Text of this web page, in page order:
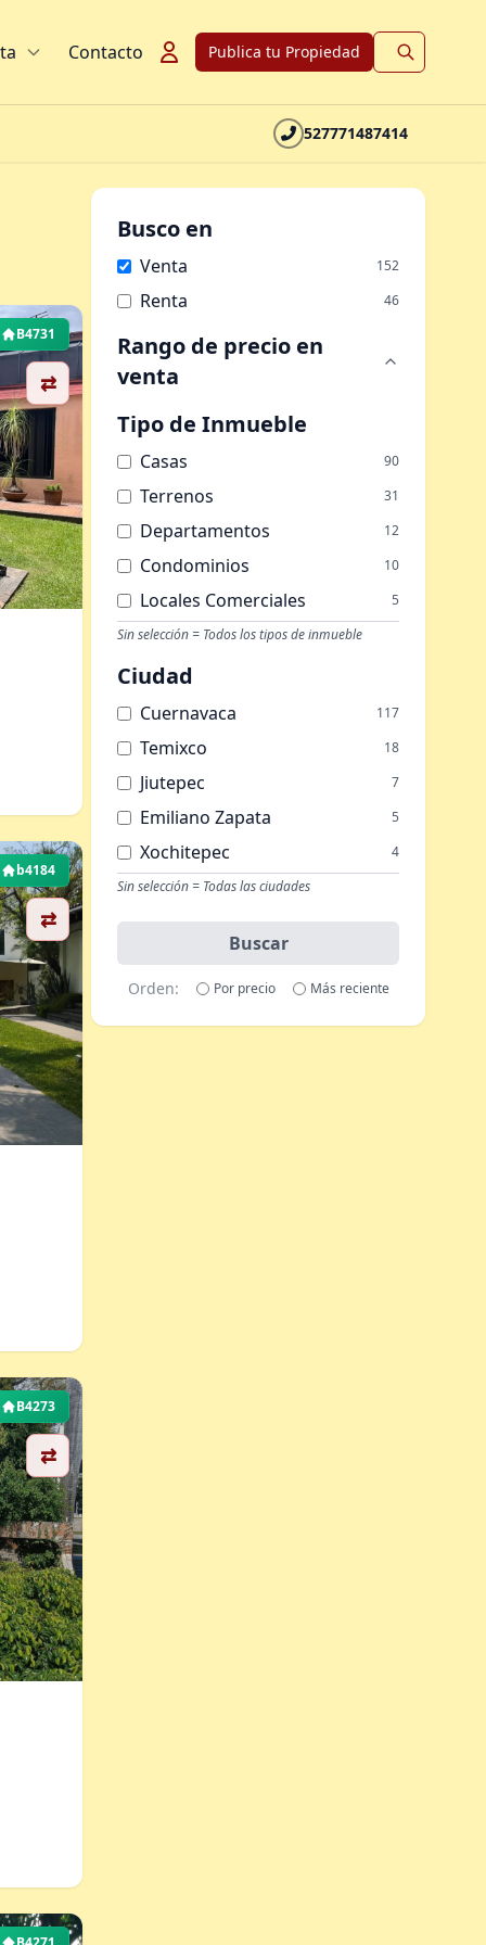
Contacto Publica tu Propiedad
527771487414
⇄
B4731
⇄
b4184
⇄
B4273
Busco en
Venta 152
Renta 46
Rango de precio en
venta
Tipo de Inmueble
Casas 90
Terrenos 31
Departamentos 12
Condominios 10
Locales Comerciales 5
Edificios
Hoteles
Oficinas 1
Sin selección = Todos los tipos de inmueble
Ciudad
Cuernavaca 117
Temixco 18
Jiutepec 7
Emiliano Zapata 5
Xochitepec 4
Alpuyeca
Sin selección = Todas las ciudades
Buscar
Orden: Por precio Más reciente